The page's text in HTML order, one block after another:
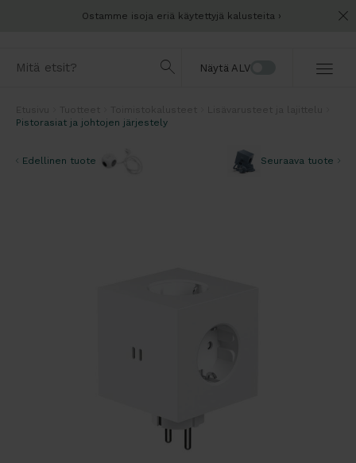
Ostamme isoja eriä käytettyjä kalusteita
Näytä ALV
Pistorasiat ja johtojen järjestely
Edellinen tuote Seuraava tuote